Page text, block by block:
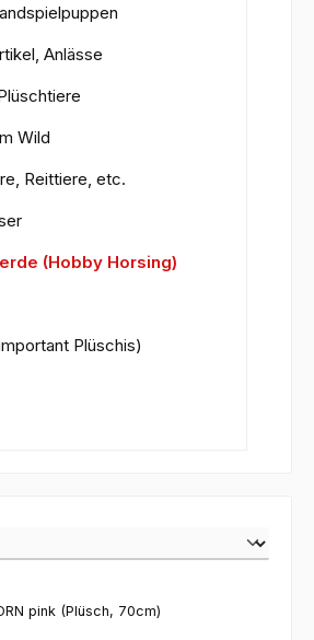
Anlässe
Wild
Reittiere, etc.
(Hobby Horsing)
Plüschis)